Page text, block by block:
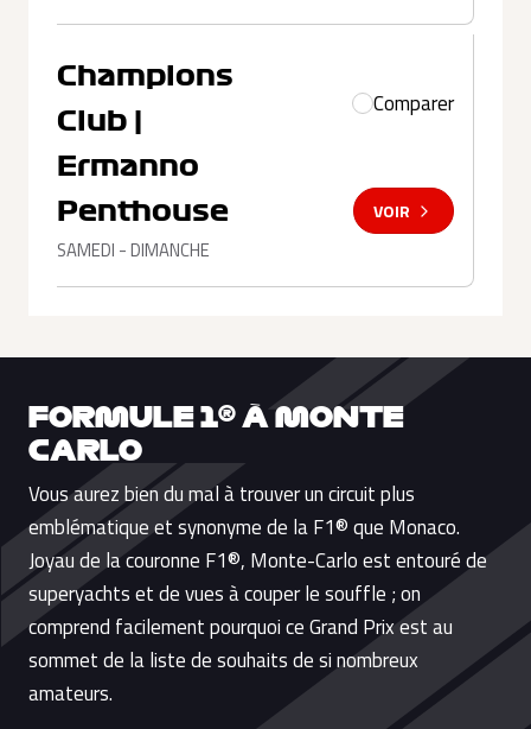
Champions
Club |
Ermanno
Penthouse
SAMEDI - DIMANCHE
Comparer
VOIR
FORMULE 1® À MONTE
CARLO
Vous aurez bien du mal à trouver un circuit plus
emblématique et synonyme de la F1® que Monaco.
Joyau de la couronne F1®, Monte-Carlo est entouré de
superyachts et de vues à couper le souffle ; on
comprend facilement pourquoi ce Grand Prix est au
sommet de la liste de souhaits de si nombreux
amateurs.